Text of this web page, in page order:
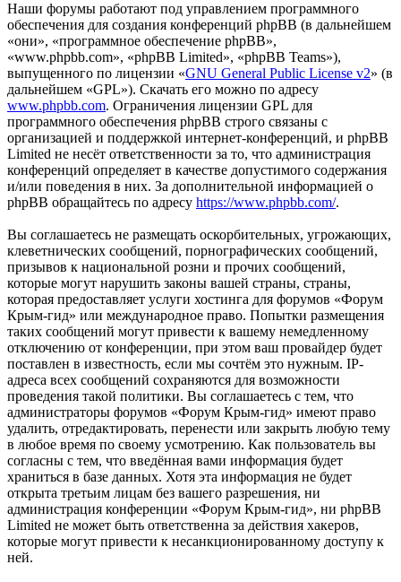
Наши форумы работают под управлением программного
обеспечения для создания конференций phpBB (в дальнейшем
«они», «программное обеспечение phpBB»,
«www.phpbb.com», «phpBB Limited», «phpBB Teams»),
выпущенного по лицензии «GNU General Public License v2» (в
дальнейшем «GPL»). Скачать его можно по адресу
www.phpbb.com. Ограничения лицензии GPL для
программного обеспечения phpBB строго связаны с
организацией и поддержкой интернет-конференций, и phpBB
Limited не несёт ответственности за то, что администрация
конференций определяет в качестве допустимого содержания
и/или поведения в них. За дополнительной информацией о
phpBB обращайтесь по адресу https://www.phpbb.com/.
Вы соглашаетесь не размещать оскорбительных, угрожающих,
клеветнических сообщений, порнографических сообщений,
призывов к национальной розни и прочих сообщений,
которые могут нарушить законы вашей страны, страны,
которая предоставляет услуги хостинга для форумов «Форум
Крым-гид» или международное право. Попытки размещения
таких сообщений могут привести к вашему немедленному
отключению от конференции, при этом ваш провайдер будет
поставлен в известность, если мы сочтём это нужным. IP-
адреса всех сообщений сохраняются для возможности
проведения такой политики. Вы соглашаетесь с тем, что
администраторы форумов «Форум Крым-гид» имеют право
удалить, отредактировать, перенести или закрыть любую тему
в любое время по своему усмотрению. Как пользователь вы
согласны с тем, что введённая вами информация будет
храниться в базе данных. Хотя эта информация не будет
открыта третьим лицам без вашего разрешения, ни
администрация конференции «Форум Крым-гид», ни phpBB
Limited не может быть ответственна за действия хакеров,
которые могут привести к несанкционированному доступу к
ней.